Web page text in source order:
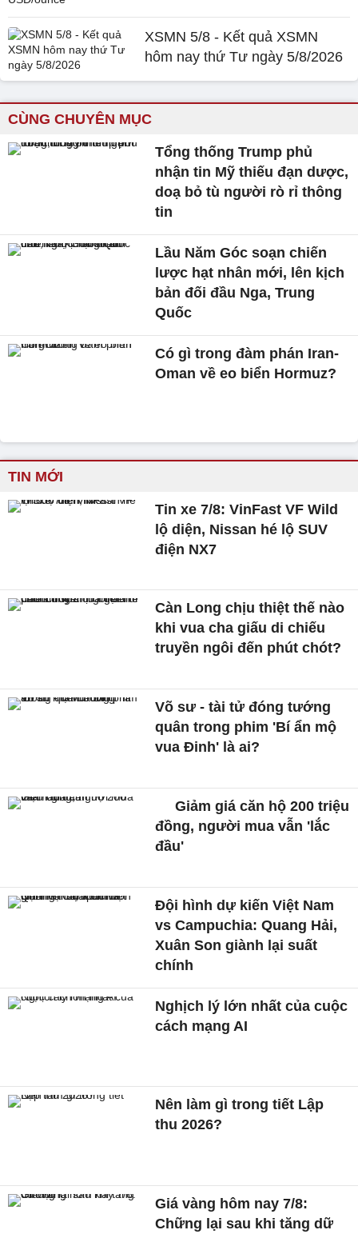
XSMN 5/8 - Kết quả XSMN
hôm nay thứ Tư ngày 5/8/2026
CÙNG CHUYÊN MỤC
Tổng thống Trump phủ
nhận tin Mỹ thiếu đạn dược,
doạ bỏ tù người rò rỉ thông
tin
Lầu Năm Góc soạn chiến
lược hạt nhân mới, lên kịch
bản đối đầu Nga, Trung
Quốc
Có gì trong đàm phán Iran-
Oman về eo biển Hormuz?
TIN MỚI
Tin xe 7/8: VinFast VF Wild
lộ diện, Nissan hé lộ SUV
điện NX7
Càn Long chịu thiệt thế nào
khi vua cha giấu di chiếu
truyền ngôi đến phút chót?
Võ sư - tài tử đóng tướng
quân trong phim 'Bí ẩn mộ
vua Đinh' là ai?
Giảm giá căn hộ 200 triệu
đồng, người mua vẫn 'lắc
đầu'
Đội hình dự kiến Việt Nam
vs Campuchia: Quang Hải,
Xuân Son giành lại suất
chính
Nghịch lý lớn nhất của cuộc
cách mạng AI
Nên làm gì trong tiết Lập
thu 2026?
Giá vàng hôm nay 7/8:
Chững lại sau khi tăng dữ